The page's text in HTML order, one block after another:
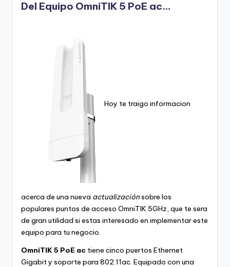
Del Equipo OmniTIK 5 PoE ac…
Hoy te traigo informacion
acerca de una nueva actualizaciónsobre los
populares puntos de acceso OmniTIK 5GHz, que te sera
de gran utilidad si estas interesado en implementar este
equipo para tu negocio.
OmniTIK 5 PoE ac tiene cinco puertos Ethernet
Gigabit y soporte para 802.11ac. Equipado con una